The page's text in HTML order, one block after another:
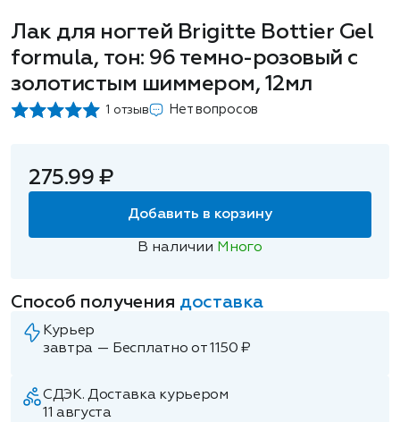
Лак для ногтей Brigitte Bottier Gel
formula, тон: 96 темно-розовый с
золотистым шиммером, 12мл
1 отзыв Нет вопросов
275.99 ₽
Добавить в корзину
В наличии Много
Способ получения доставка
Курьер
завтра — Бесплатно от 1150 ₽
СДЭК. Доставка курьером
11 августа